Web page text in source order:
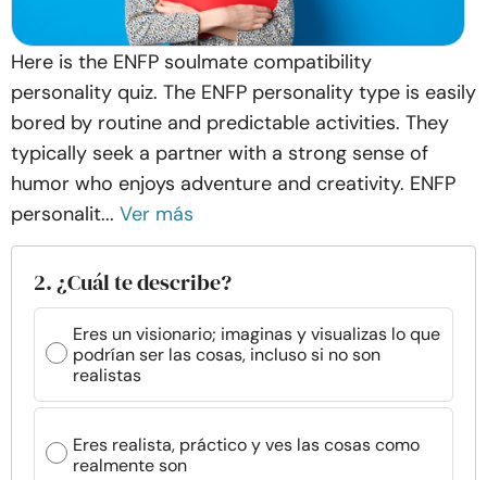
Here is the ENFP soulmate compatibility
personality quiz. The ENFP personality type is easily
bored by routine and predictable activities. They
typically seek a partner with a strong sense of
humor who enjoys adventure and creativity. ENFP
personalit... Ver más
2. ¿Cuál te describe?
Eres un visionario; imaginas y visualizas lo que
podrían ser las cosas, incluso si no son
realistas
Eres realista, práctico y ves las cosas como
realmente son